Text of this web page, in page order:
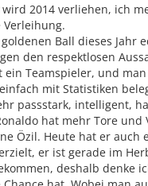
wird 2014 verliehen, ich
Verleihung.
Ball dieses Jahr
den respektlosen
ein Teamspieler, und
mit Statistiken
passstark, intelligent,
hat mehr Tore und
Özil. Heute hat er auch
er ist gerade im
deshalb denke